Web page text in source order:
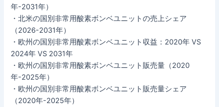
年-2031年）
・北米の国別非常用酸素ボンベユニットの売上シェア
（2026-2031年）
・欧州の国別非常用酸素ボンベユニット収益：2020年 VS
2024年 VS 2031年
・欧州の国別非常用酸素ボンベユニット販売量（2020
年-2025年）
・欧州の国別非常用酸素ボンベユニット販売量シェア
（2020年-2025年）